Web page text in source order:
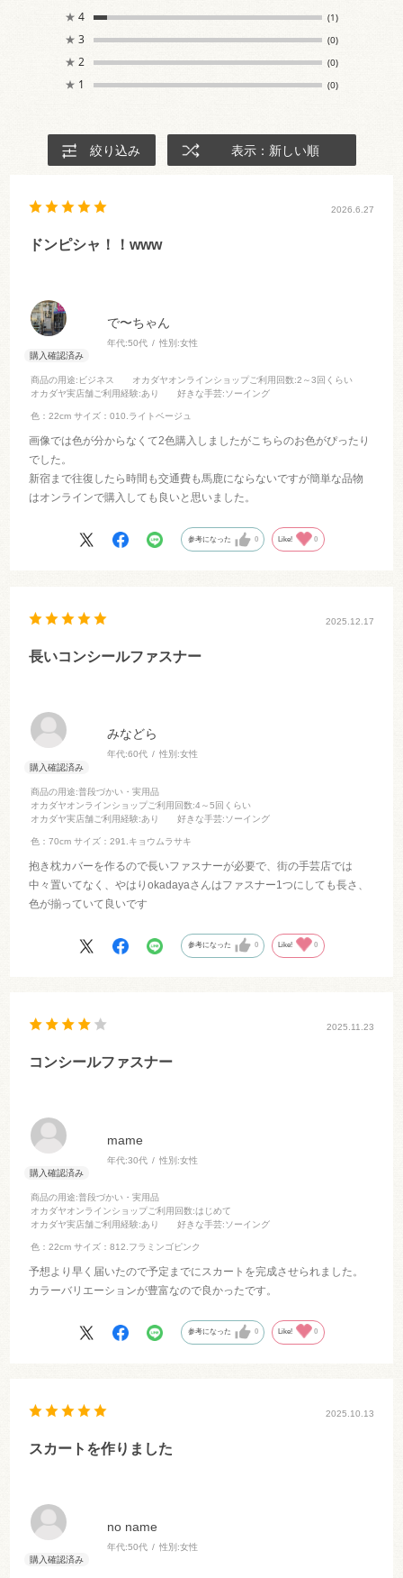
★ 4 (1)
★ 3 (0)
★ 2 (0)
★ 1 (0)
絞り込み 表示：新しい順
で〜ちゃん
年代:50代 性別:女性
商品の用途:ビジネス オカダヤオンラインショップご利用回数:2～3回くらい
オカダヤ実店舗ご利用経験:あり 好きな手芸:ソーイング
色：22cm サイズ：010.ライトベージュ
2026.6.27
ドンピシャ！！www
画像では色が分からなくて2色購入しましたがこちらのお色がぴったり
でした。
新宿まで往復したら時間も交通費も馬鹿にならないですが簡単な品物
はオンラインで購入しても良いと思いました。
参考になった 0 Like! 0
みなどら
年代:60代 性別:女性
商品の用途:普段づかい・実用品
オカダヤオンラインショップご利用回数:4～5回くらい
オカダヤ実店舗ご利用経験:あり 好きな手芸:ソーイング
色：70cm サイズ：291.キョウムラサキ
2025.12.17
長いコンシールファスナー
抱き枕カバーを作るので長いファスナーが必要で、街の手芸店では
中々置いてなく、やはりokadayaさんはファスナー1つにしても長さ、
色が揃っていて良いです
参考になった 0 Like! 0
mame
年代:30代 性別:女性
商品の用途:普段づかい・実用品
オカダヤオンラインショップご利用回数:はじめて
オカダヤ実店舗ご利用経験:あり 好きな手芸:ソーイング
色：22cm サイズ：812.フラミンゴピンク
2025.11.23
コンシールファスナー
予想より早く届いたので予定までにスカートを完成させられました。
カラーバリエーションが豊富なので良かったです。
参考になった 0 Like! 0
no name
年代:50代 性別:女性
2025.10.13
スカートを作りました